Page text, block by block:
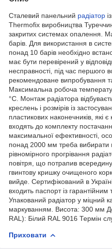
Сталевий панельний радіатор
Thermofix виробництва
закритих системах опалення.
барів. Для використання в
понад 10 барів необхідно
має бути перевірений у
несправності, під час першого
рекомендоване випробування
Максимальна робоча
°C. Монтаж радіатора
креслень і розмірів із
пластикових наконечників, які
входять до комплекту
максимальної ефективності,
понад 2000 мм треба
рівномірного прогрівання
повітря, що потрапив
гвинтову кришку очищеного
вийде. Сертифікований в
входить паспорт із
Упакований радіатор у міцний
маркуванням. Висота: 300 мм
RAL): Білий RAL 9016 Термін
Приховати